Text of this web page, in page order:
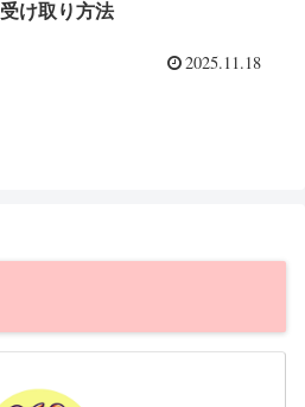
受け取り方法
2025.11.18